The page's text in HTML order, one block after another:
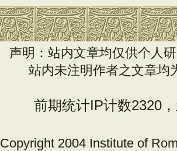
声明：站内文章均仅供个人
站内未注明作者之文章均
前期统计IP计数2320
Copyright 2004 Institute of